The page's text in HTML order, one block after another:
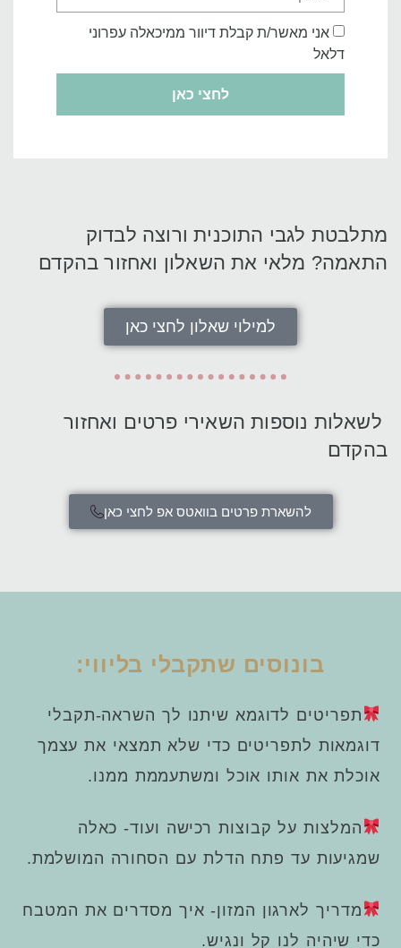
אני מאשר/ת קבלת דיוור ממיכאלה עפרוני
דלאל
לחצי כאן
מתלבטת לגבי התוכנית ורוצה לבדוק
התאמה? מלאי את השאלון ואחזור בהקדם
למילוי שאלון לחצי כאן
לשאלות נוספות השאירי פרטים ואחזור
בהקדם
להשארת פרטים בוואטס אפ לחצי כאן
בונוסים שתקבלי בליווי:
תפריטים לדוגמא שיתנו לך השראה-תקבלי
דוגמאות לתפריטים כדי שלא תמצאי את עצמך
אוכלת את אותו אוכל ומשתעממת ממנו.
המלצות על קבוצות רכישה ועוד- כאלה
שמגיעות עד פתח הדלת עם הסחורה המושלמת.
מדריך לארגון המזון- איך מסדרים את המטבח
כדי שיהיה לנו קל ונגיש.